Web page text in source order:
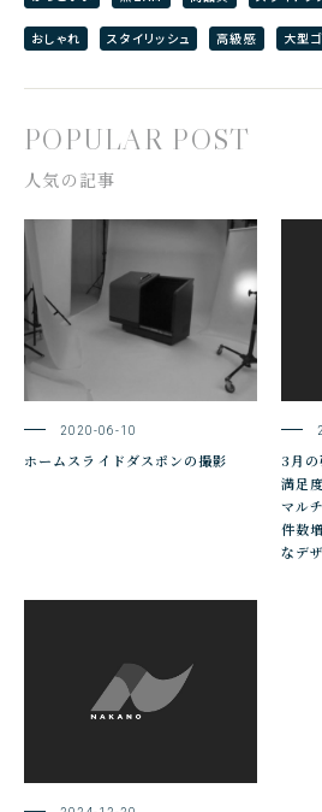
おしゃれ スタイリッシュ 高級感 大型
POPULAR POST
人気の記事
2020-06-10
ホームスライドダスポンの撮影
3月
満足
マル
件数
なデ